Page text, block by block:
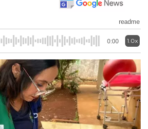
readme
0:00 1.0x